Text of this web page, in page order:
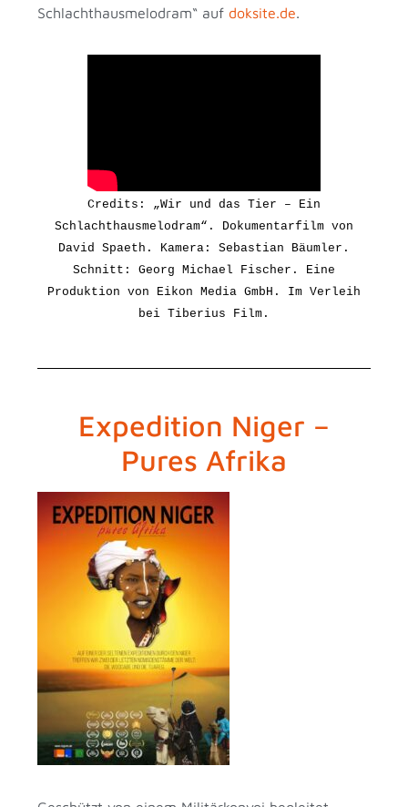
Schlachthausmelodram“ auf doksite.de.
Credits: „Wir und das Tier – Ein
Schlachthausmelodram“. Dokumentarfilm von
David Spaeth. Kamera: Sebastian Bäumler.
Schnitt: Georg Michael Fischer. Eine
Produktion von Eikon Media GmbH.
Im Verleih
bei Tiberius Film.
Expedition Niger –
Pures Afrika